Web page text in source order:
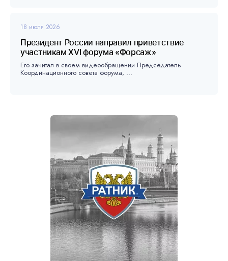
18 июля 2026
Президент России направил приветствие
участникам XVI форума «Форсаж»
Его зачитал в своем видеообращении Председатель
Координационного совета форума, ...